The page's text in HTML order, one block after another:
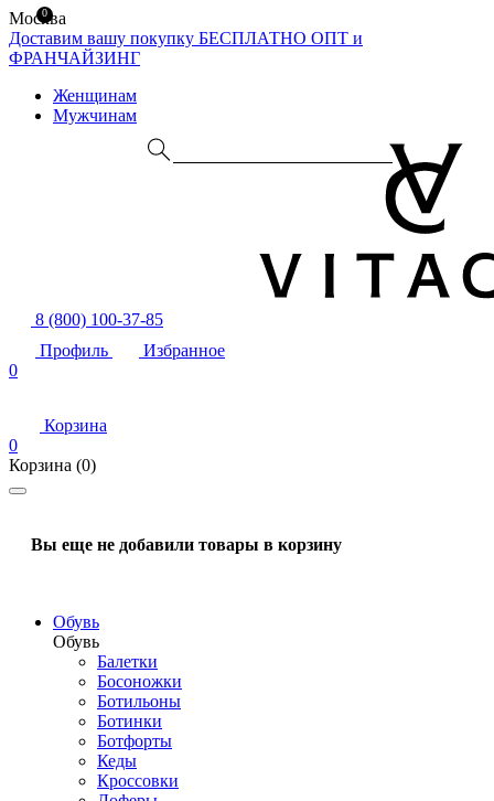
Москва
Доставим вашу покупку БЕСПЛАТНО ОПТ и
ФРАНЧАЙЗИНГ
Женщинам
Мужчинам
8 (800) 100-37-85
Профиль
Избранное
0
Корзина
0
Корзина (0)
Вы еще не добавили товары в корзину
Обувь
Обувь
Балетки
Босоножки
Ботильоны
Ботинки
Ботфорты
Кеды
Кроссовки
0